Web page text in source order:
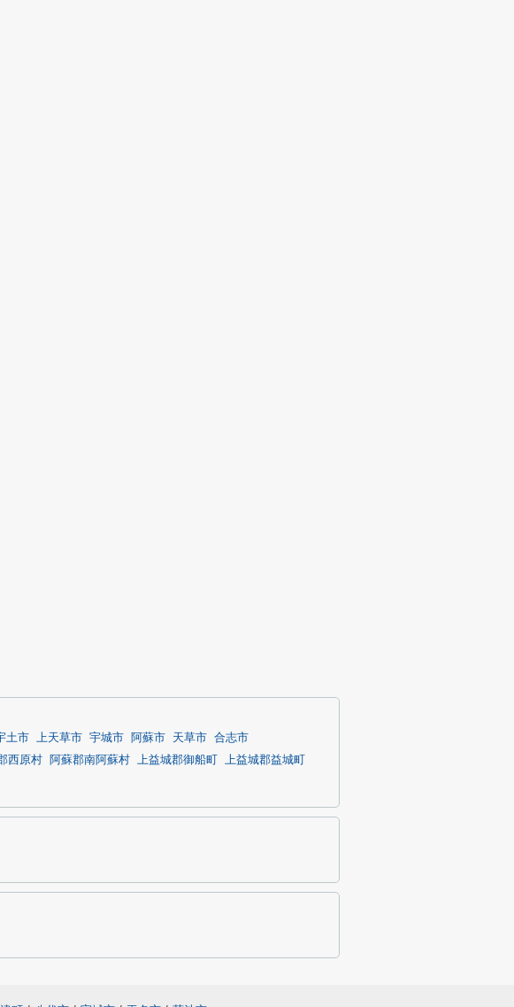
土市 上天草市 宇城市 阿蘇市 天草市 合志市
西原村 阿蘇郡南阿蘇村 上益城郡御船町
上益城郡益城町